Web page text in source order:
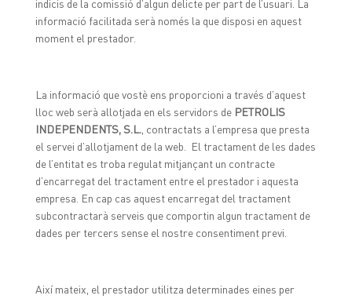
indicis de la comissió d’algun delicte per part de l’usuari. La
informació facilitada serà només la que disposi en aquest
moment el prestador.
La informació que vostè ens proporcioni a través d’aquest
lloc web serà allotjada en els servidors de PETROLIS
INDEPENDENTS, S.L., contractats a l’empresa que presta
el servei d’allotjament de la web. El tractament de les dades
de l’entitat es troba regulat mitjançant un contracte
d’encarregat del tractament entre el prestador i aquesta
empresa. En cap cas aquest encarregat del tractament
subcontractarà serveis que comportin algun tractament de
dades per tercers sense el nostre consentiment previ.
Així mateix, el prestador utilitza determinades eines per